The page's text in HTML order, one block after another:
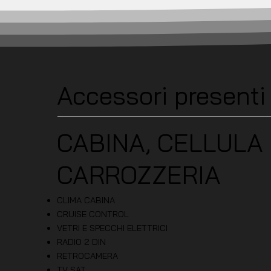
Accessori
CABINA, CELLULA
CARROZZERIA
CLIMA CABINA
CRUISE CONTROL
VETRI E SPECCHI ELETTRICI
RADIO 2 DIN
RETROCAMERA